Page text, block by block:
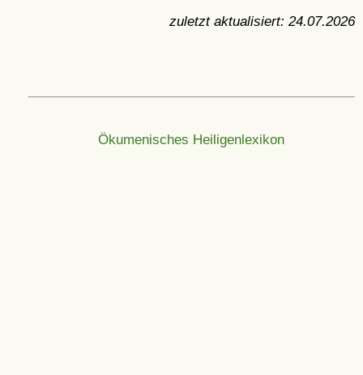
zuletzt aktualisiert: 24.07.2026
Ökumenisches Heiligenlexikon